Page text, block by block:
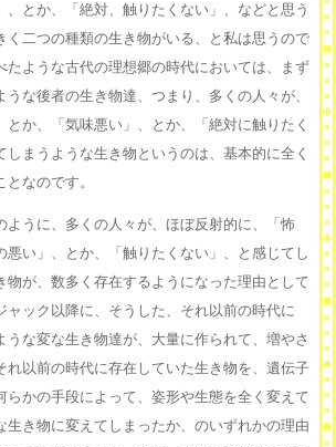
、とか、「絶対、触りたくない」、などと思う
く二つの種類の生き物がいる、と私は思うので
たような古代の理想郷の時代においては、まず
うな後者の生き物達、つまり、多くの人々が、
とか、「気味悪い」、とか、「絶対に触りたく
しまうような生き物というのは、基本的に全く
なのです。
うに、多くの人々が、ほぼ反射的に、「怖
悪い」、とか、「触りたくない」、と感じてし
物が、数多く存在するようになった理由として
ャック以降に、そうした、それ以前の時代に
うな変な生き物達が、大量に作られて、増やさ
れ以前の時代に存在していた生き物を、遺伝子
らかの手段によって、姿形や生態を全く変えて
生き物に変えてしまったか、のいずれかの理由